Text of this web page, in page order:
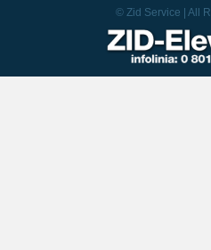
© Zid Service | All